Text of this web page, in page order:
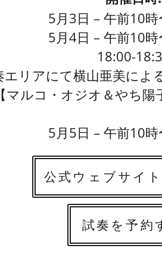
5月3日 – 午前10
5月4日 – 午前10
18:00-
エリアにて横山亜美によ
マルコ・オジオ＆やち陽
5月5日 – 午前10
公式ウェブサイ
試奏を予約